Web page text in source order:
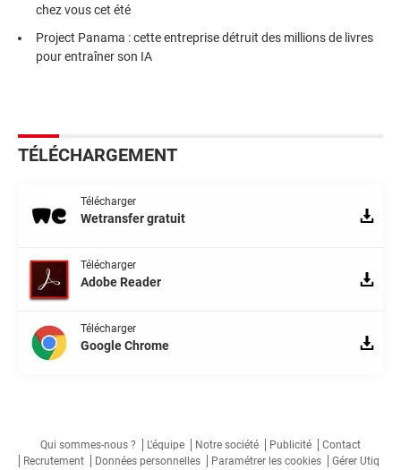
chez vous cet été
Project Panama : cette entreprise détruit des millions de livres
pour entraîner son IA
TÉLÉCHARGEMENT
Télécharger
Wetransfer gratuit
Télécharger
Adobe Reader
Télécharger
Google Chrome
Qui sommes-nous ? L'équipe Notre société Publicité
Contact
Recrutement
Données personnelles Paramétrer les cookies Gérer Utiq